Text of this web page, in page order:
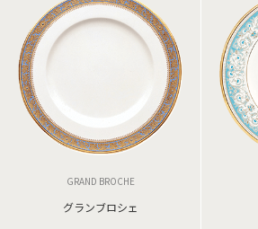
GRAND BROCHE
グランブロシェ